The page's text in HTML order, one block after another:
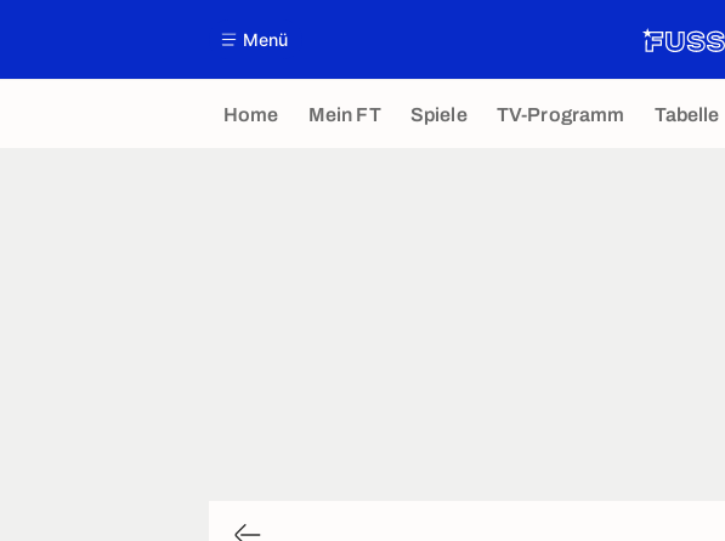
Menü
Home Mein FT Spiele TV-Programm Tabelle